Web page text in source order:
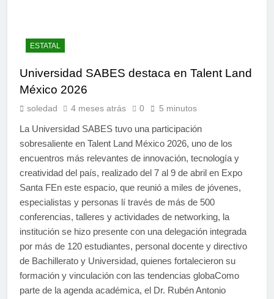
ESTATAL
Universidad SABES destaca en Talent Land
México 2026
soledad 4 meses atrás 0 5 minutos
La Universidad SABES tuvo una participación
sobresaliente en Talent Land México 2026, uno de los
encuentros más relevantes de innovación, tecnología y
creatividad del país, realizado del 7 al 9 de abril en Expo
Santa FEn este espacio, que reunió a miles de jóvenes,
especialistas y personas lí través de más de 500
conferencias, talleres y actividades de networking, la
institución se hizo presente con una delegación integrada
por más de 120 estudiantes, personal docente y directivo
de Bachillerato y Universidad, quienes fortalecieron su
formación y vinculación con las tendencias globaComo
parte de la agenda académica, el Dr. Rubén Antonio